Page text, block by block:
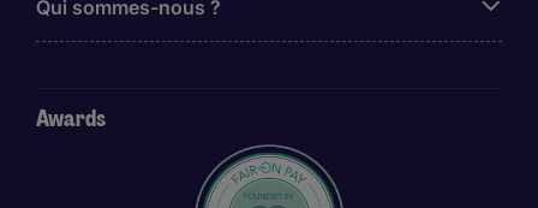
Qui sommes-nous ?
Awards